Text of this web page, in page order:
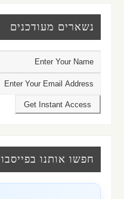
נשארים מעודכנים
חפשו אותנו